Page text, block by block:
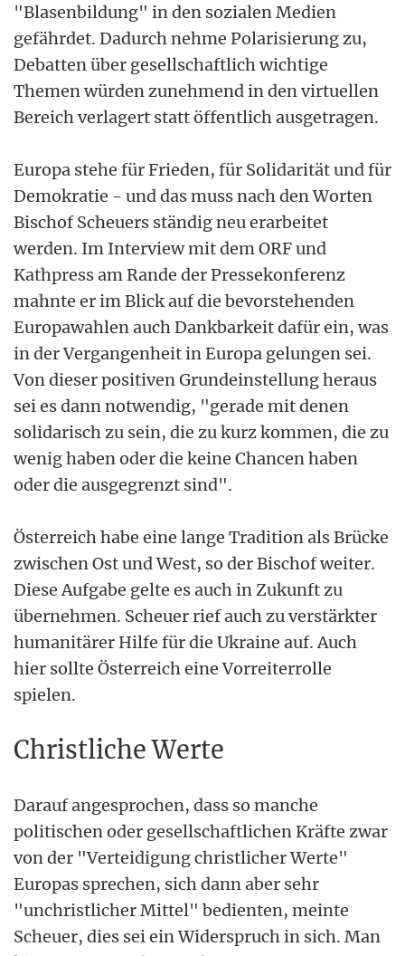
"Blasenbildung" in den sozialen Medien
gefährdet. Dadurch nehme Polarisierung zu,
Debatten über gesellschaftlich wichtige
Themen würden zunehmend in den virtuellen
Bereich verlagert statt öffentlich ausgetragen.
Europa stehe für Frieden, für Solidarität und für
Demokratie - und das muss nach den Worten
Bischof Scheuers ständig neu erarbeitet
werden. Im Interview mit dem ORF und
Kathpress am Rande der Pressekonferenz
mahnte er im Blick auf die bevorstehenden
Europawahlen auch Dankbarkeit dafür ein, was
in der Vergangenheit in Europa gelungen sei.
Von dieser positiven Grundeinstellung heraus
sei es dann notwendig, "gerade mit denen
solidarisch zu sein, die zu kurz kommen, die zu
wenig haben oder die keine Chancen haben
oder die ausgegrenzt sind".
Österreich habe eine lange Tradition als Brücke
zwischen Ost und West, so der Bischof weiter.
Diese Aufgabe gelte es auch in Zukunft zu
übernehmen. Scheuer rief auch zu verstärkter
humanitärer Hilfe für die Ukraine auf. Auch
hier sollte Österreich eine Vorreiterrolle
spielen.
Christliche Werte
Darauf angesprochen, dass so manche
politischen oder gesellschaftlichen Kräfte zwar
von der "Verteidigung christlicher Werte"
Europas sprechen, sich dann aber sehr
"unchristlicher Mittel" bedienten, meinte
Scheuer, dies sei ein Widerspruch in sich. Man